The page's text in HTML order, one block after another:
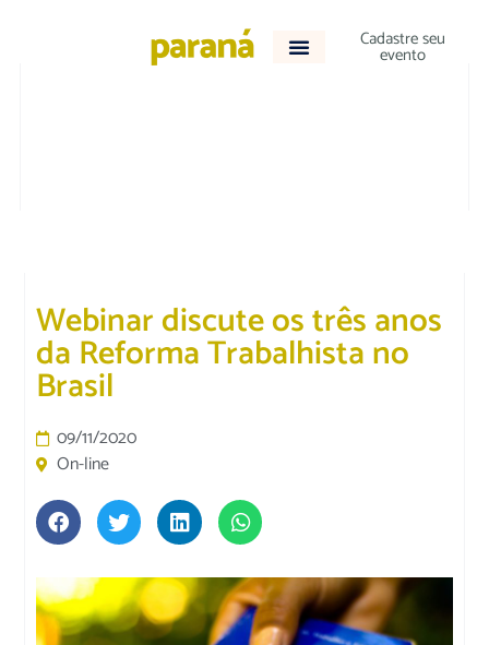
Cadastre seu
evento
Webinar discute os três anos
da Reforma Trabalhista no
Brasil
09/11/2020
On-line